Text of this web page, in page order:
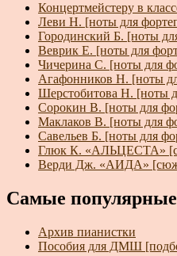
Концертмейстеру в
Леви Н. [ноты для
Городинский Б. [ноты
Веврик Е. [ноты для
Чичерина С. [ноты для
Агафонников Н. [ноты
Шерстобитова Н. [ноты
Сорокин В. [ноты для
Маклаков В. [ноты для
Савельев Б. [ноты для
Глюк К. «АЛЬЦЕСТА»
Верди Дж. «АИДА»
Самые
Архив пианистки
Пособия для ДМШ